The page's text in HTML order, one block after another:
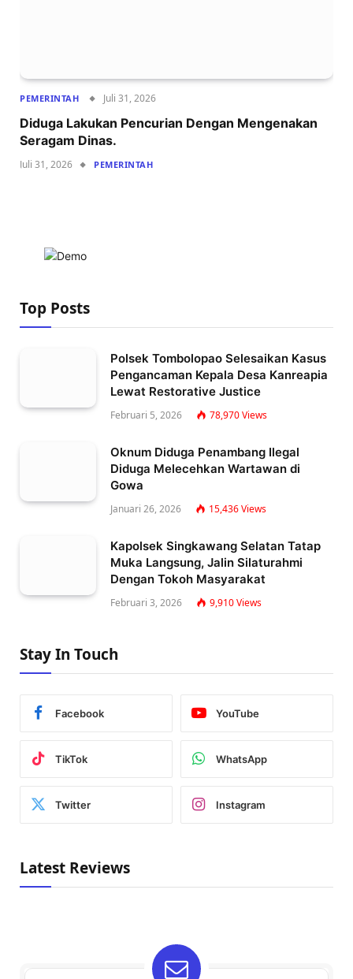
PEMERINTAH Juli 31, 2026
Diduga Lakukan Pencurian Dengan Mengenakan
Seragam Dinas.
Juli 31, 2026 PEMERINTAH
Top Posts
Polsek Tombolopao Selesaikan Kasus
Pengancaman Kepala Desa Kanreapia
Lewat Restorative Justice
Februari 5, 2026 78,970Views
Oknum Diduga Penambang Ilegal
Diduga Melecehkan Wartawan di
Gowa
Januari 26, 2026 15,436Views
Kapolsek Singkawang Selatan Tatap
Muka Langsung, Jalin Silaturahmi
Dengan Tokoh Masyarakat
Februari 3, 2026 9,910Views
Stay In Touch
Facebook YouTube
TikTok WhatsApp
Twitter Instagram
Latest Reviews